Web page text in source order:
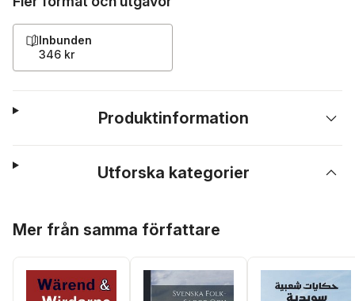
Inbunden
346 kr
Produktinformation
Utforska kategorier
Mer från samma författare